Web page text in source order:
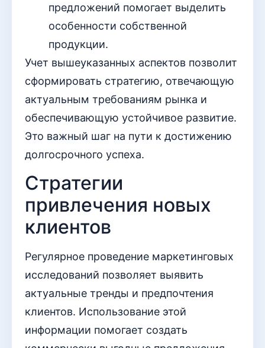
предложений помогает выделить
особенности собственной
продукции.
Учет вышеуказанных аспектов позволит
сформировать стратегию, отвечающую
актуальным требованиям рынка и
обеспечивающую устойчивое развитие.
Это важный шаг на пути к достижению
долгосрочного успеха.
Стратегии
привлечения новых
клиентов
Регулярное проведение маркетинговых
исследований позволяет выявить
актуальные тренды и предпочтения
клиентов. Использование этой
информации помогает создать